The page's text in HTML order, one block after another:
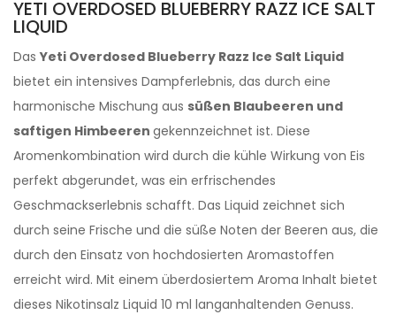
YETI OVERDOSED BLUEBERRY RAZZ ICE SALT
LIQUID
DasYeti Overdosed Blueberry Razz Ice Salt Liquid
bietet ein intensives Dampferlebnis, das durch eine
harmonische Mischung aus süßen Blaubeeren und
saftigen Himbeeren gekennzeichnet ist. Diese
Aromenkombination wird durch die kühle Wirkung von Eis
perfekt abgerundet, was ein erfrischendes
Geschmackserlebnis schafft. Das Liquid zeichnet sich
durch seine Frische und die süße Noten der Beeren aus, die
durch den Einsatz von hochdosierten Aromastoffen
erreicht wird. Mit einem überdosiertem Aroma Inhalt bietet
dieses Nikotinsalz Liquid 10 ml langanhaltenden Genuss.